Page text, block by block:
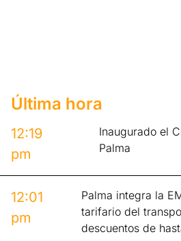
Última hora
12:19
pm
Inaugurado el
Palma
12:01
pm
Palma integra la
tarifario del
descuentos de